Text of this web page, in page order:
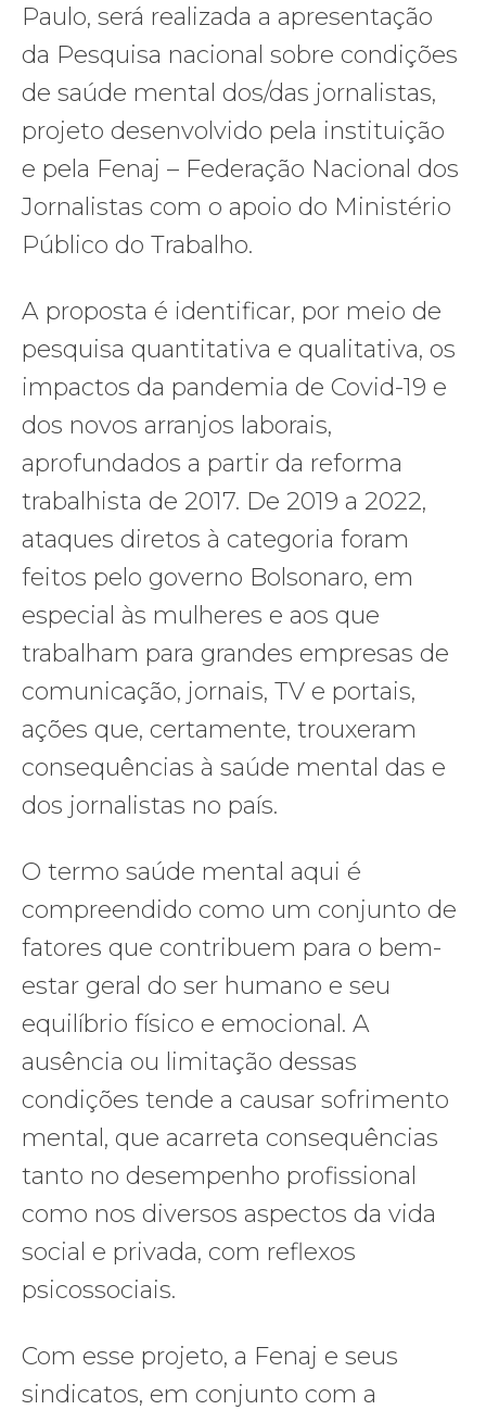
Paulo, será realizada a apresentação
da Pesquisa nacional sobre condições
de saúde mental dos/das jornalistas,
projeto desenvolvido pela instituição
e pela Fenaj – Federação Nacional dos
Jornalistas com o apoio do Ministério
Público do Trabalho.
A proposta é identificar, por meio de
pesquisa quantitativa e qualitativa, os
impactos da pandemia de Covid-19 e
dos novos arranjos laborais,
aprofundados a partir da reforma
trabalhista de 2017. De 2019 a 2022,
ataques diretos à categoria foram
feitos pelo governo Bolsonaro, em
especial às mulheres e aos que
trabalham para grandes empresas de
comunicação, jornais, TV e portais,
ações que, certamente, trouxeram
consequências à saúde mental das e
dos jornalistas no país.
O termo saúde mental aqui é
compreendido como um conjunto de
fatores que contribuem para o bem-
estar geral do ser humano e seu
equilíbrio físico e emocional. A
ausência ou limitação dessas
condições tende a causar sofrimento
mental, que acarreta consequências
tanto no desempenho profissional
como nos diversos aspectos da vida
social e privada, com reflexos
psicossociais.
Com esse projeto, a Fenaj e seus
sindicatos, em conjunto com a